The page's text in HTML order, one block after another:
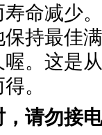
命减少
持最佳
。这是
。
请勿接